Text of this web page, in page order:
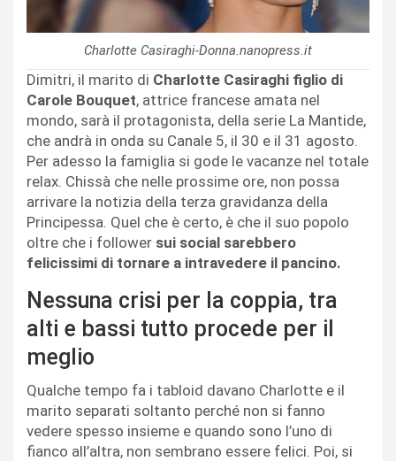
Charlotte Casiraghi-Donna.nanopress.it
Dimitri, il marito di Charlotte Casiraghi figlio di
Carole Bouquet, attrice francese amata nel
mondo, sarà il protagonista, della serie La Mantide,
che andrà in onda su Canale 5, il 30 e il 31 agosto.
Per adesso la famiglia si gode le vacanze nel totale
relax. Chissà che nelle prossime ore, non possa
arrivare la notizia della terza gravidanza della
Principessa. Quel che è certo, è che il suo popolo
oltre che i follower sui social sarebbero
felicissimi di tornare a intravedere il pancino.
Nessuna crisi per la coppia, tra
alti e bassi tutto procede per il
meglio
Qualche tempo fa i tabloid davano Charlotte e il
marito separati soltanto perché non si fanno
vedere spesso insieme e quando sono l’uno di
fianco all’altra, non sembrano essere felici. Poi, si